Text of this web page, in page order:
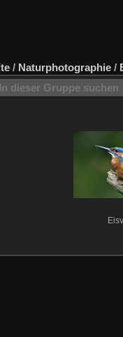
/ Naturphotographie /
In dieser Gruppe suchen